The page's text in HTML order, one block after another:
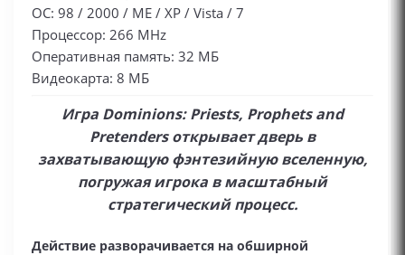
ОС: 98 / 2000 / ME / XP / Vista / 7
Процессор: 266 MHz
Оперативная память: 32 МБ
Видеокарта: 8 МБ
Игра Dominions: Priests, Prophets and
Pretenders открывает дверь в
захватывающую фэнтезийную вселенную,
погружая игрока в масштабный
стратегический процесс.
Действие разворачивается на обширной